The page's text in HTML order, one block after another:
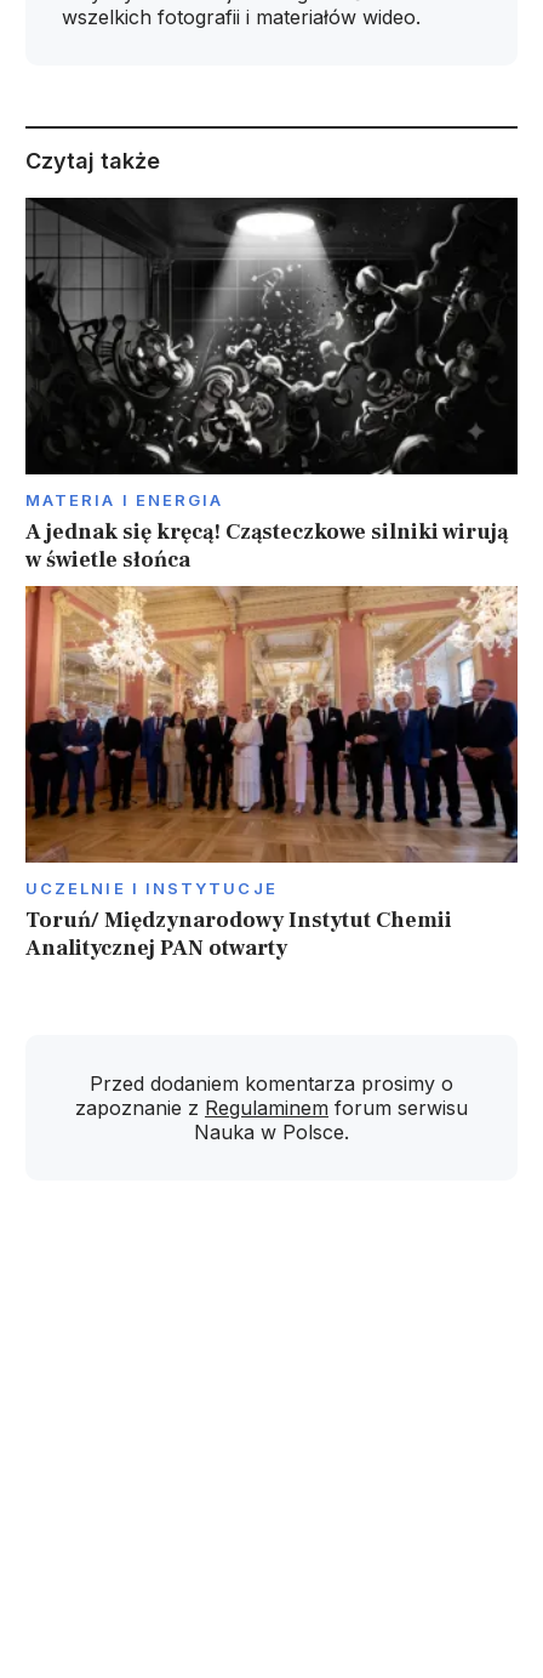
wszelkich fotografii i materiałów wideo.
Czytaj także
MATERIA I ENERGIA
A jednak się kręcą! Cząsteczkowe silniki wirują
w świetle słońca
UCZELNIE I INSTYTUCJE
Toruń/ Międzynarodowy Instytut Chemii
Analitycznej PAN otwarty
Przed dodaniem komentarza prosimy o
zapoznanie z Regulaminem forum serwisu
Nauka w Polsce.